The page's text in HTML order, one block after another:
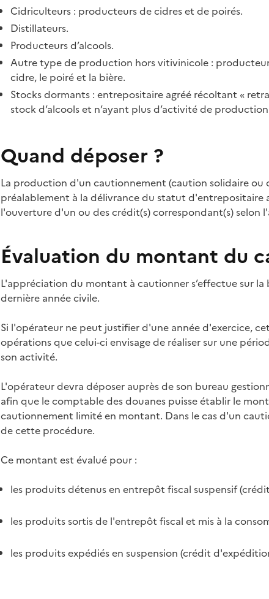
Cidriculteurs : producteurs de cidres et de poirés.
Distillateurs.
Producteurs d’alcools.
Autre type de production hors vitivinicole :
cidre, le poiré et la bière.
Stocks dormants : entrepositaire agréé récoltant «
stock d’alcools et n’ayant plus d’activité de
Quand déposer ?
La production d'un cautionnement (caution solidaire
préalablement à la délivrance du statut
l'ouverture d'un ou des crédit(s) correspondant(s) selon
Évaluation du montant du
L'appréciation du montant à cautionner s’effectue sur la
dernière année civile.
Si l'opérateur ne peut justifier d'une année d'exercice,
opérations que celui-ci envisage de réaliser sur une
son activité.
L'opérateur devra déposer auprès de son bureau
afin que le comptable des douanes puisse établir le
cautionnement limité en montant. Dans le cas d'un
de cette procédure.
Ce montant est évalué pour :
les produits détenus en entrepôt fiscal suspensif
les produits sortis de l'entrepôt fiscal et mis à la
les produits expédiés en suspension (crédit